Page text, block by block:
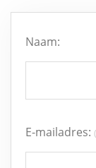
Naam:
E-mailadres: